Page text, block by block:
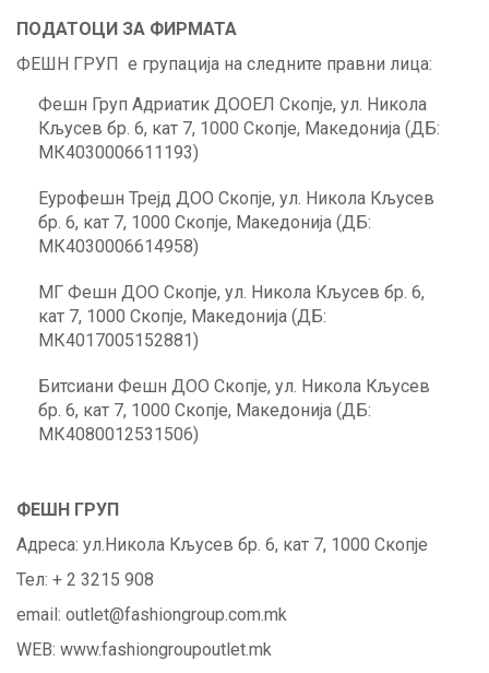
ПОДАТОЦИ ЗА ФИРМАТА
ФЕШН ГРУП е групација на следните правни лица:
Фешн Груп Адриатик ДООЕЛ Скопје, ул. Никола
Кљусев бр. 6, кат 7, 1000 Скопје, Македонија (ДБ:
МК4030006611193)
Еурофешн Трејд ДОО Скопје, ул. Никола Кљусев
бр. 6, кат 7, 1000 Скопје, Македонијa (ДБ:
МК4030006614958)
МГ Фешн ДОО Скопје, ул. Никола Кљусев бр. 6,
кат 7, 1000 Скопје, Македонија (ДБ:
МК4017005152881)
Битсиани Фешн ДОО Скопје, ул. Никола Кљусев
бр. 6, кат 7, 1000 Скопје, Македонија (ДБ:
МК4080012531506)
ФЕШН ГРУП
Адреса: ул.Никола Кљусев бр. 6, кат 7, 1000 Скопје
Тел: + 2 3215 908
email: outlet@fashiongroup.com.mk
WEB: www.fashiongroupoutlet.mk